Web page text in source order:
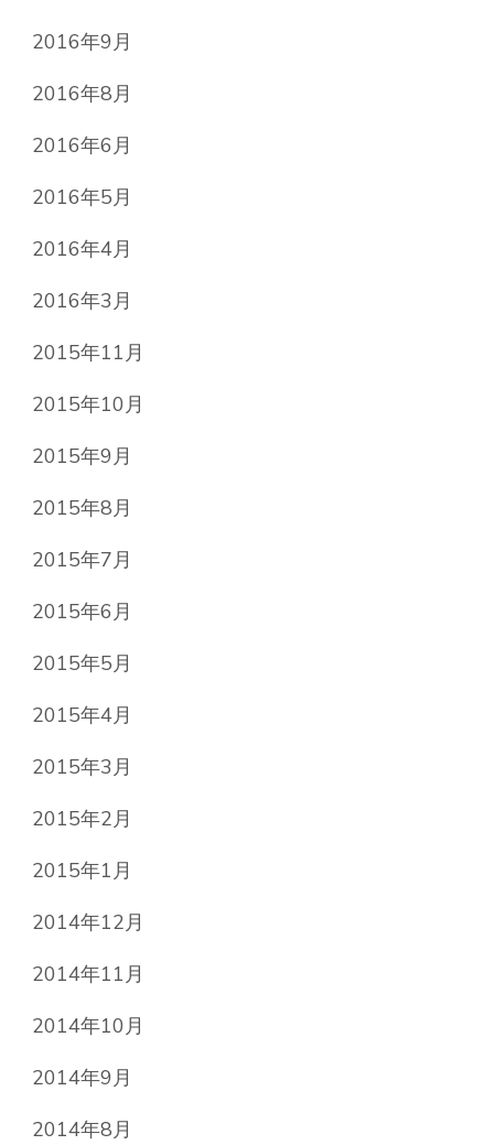
2016年9月
2016年8月
2016年6月
2016年5月
2016年4月
2016年3月
2015年11月
2015年10月
2015年9月
2015年8月
2015年7月
2015年6月
2015年5月
2015年4月
2015年3月
2015年2月
2015年1月
2014年12月
2014年11月
2014年10月
2014年9月
2014年8月